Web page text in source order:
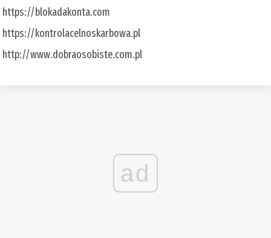
https://blokadakonta.com
https://kontrolacelnoskarbowa.pl
http://www.dobraosobiste.com.pl
ad